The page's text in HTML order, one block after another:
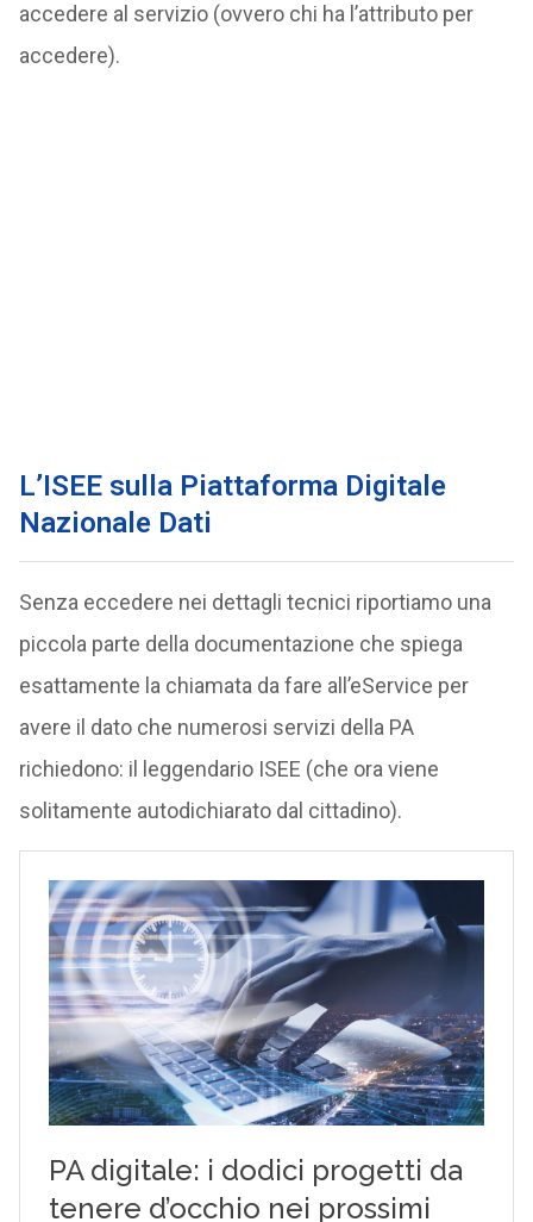
accedere al servizio (ovvero chi ha l’attributo per
accedere).
L’ISEE sulla Piattaforma Digitale
Nazionale Dati
Senza eccedere nei dettagli tecnici riportiamo una
piccola parte della documentazione che spiega
esattamente la chiamata da fare all’eService per
avere il dato che numerosi servizi della PA
richiedono: il leggendario ISEE (che ora viene
solitamente autodichiarato dal cittadino).